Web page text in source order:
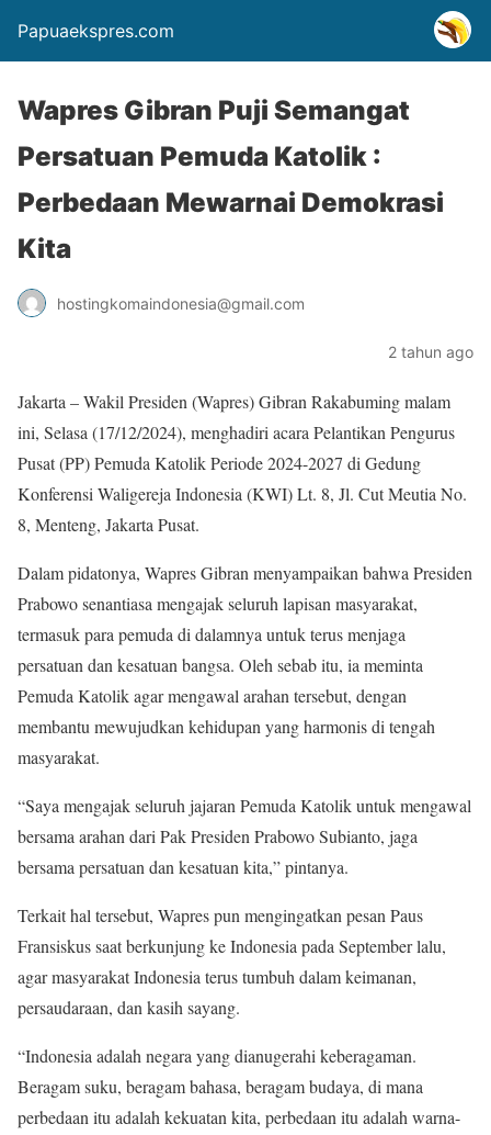
Papuaekspres.com
Wapres Gibran Puji Semangat
Persatuan Pemuda Katolik :
Perbedaan Mewarnai Demokrasi
Kita
hostingkomaindonesia@gmail.com
2 tahun ago
Jakarta – Wakil Presiden (Wapres) Gibran Rakabuming malam
ini, Selasa (17/12/2024), menghadiri acara Pelantikan Pengurus
Pusat (PP) Pemuda Katolik Periode 2024-2027 di Gedung
Konferensi Waligereja Indonesia (KWI) Lt. 8, Jl. Cut Meutia No.
8, Menteng, Jakarta Pusat.
Dalam pidatonya, Wapres Gibran menyampaikan bahwa Presiden
Prabowo senantiasa mengajak seluruh lapisan masyarakat,
termasuk para pemuda di dalamnya untuk terus menjaga
persatuan dan kesatuan bangsa. Oleh sebab itu, ia meminta
Pemuda Katolik agar mengawal arahan tersebut, dengan
membantu mewujudkan kehidupan yang harmonis di tengah
masyarakat.
“Saya mengajak seluruh jajaran Pemuda Katolik untuk mengawal
bersama arahan dari Pak Presiden Prabowo Subianto, jaga
bersama persatuan dan kesatuan kita,” pintanya.
Terkait hal tersebut, Wapres pun mengingatkan pesan Paus
Fransiskus saat berkunjung ke Indonesia pada September lalu,
agar masyarakat Indonesia terus tumbuh dalam keimanan,
persaudaraan, dan kasih sayang.
“Indonesia adalah negara yang dianugerahi keberagaman.
Beragam suku, beragam bahasa, beragam budaya, di mana
perbedaan itu adalah kekuatan kita, perbedaan itu adalah warna-